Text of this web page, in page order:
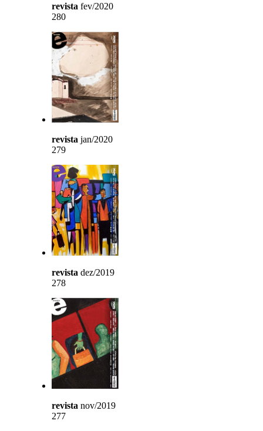
revista fev/2020
280
revista jan/2020
279
revista dez/2019
278
revista nov/2019
277